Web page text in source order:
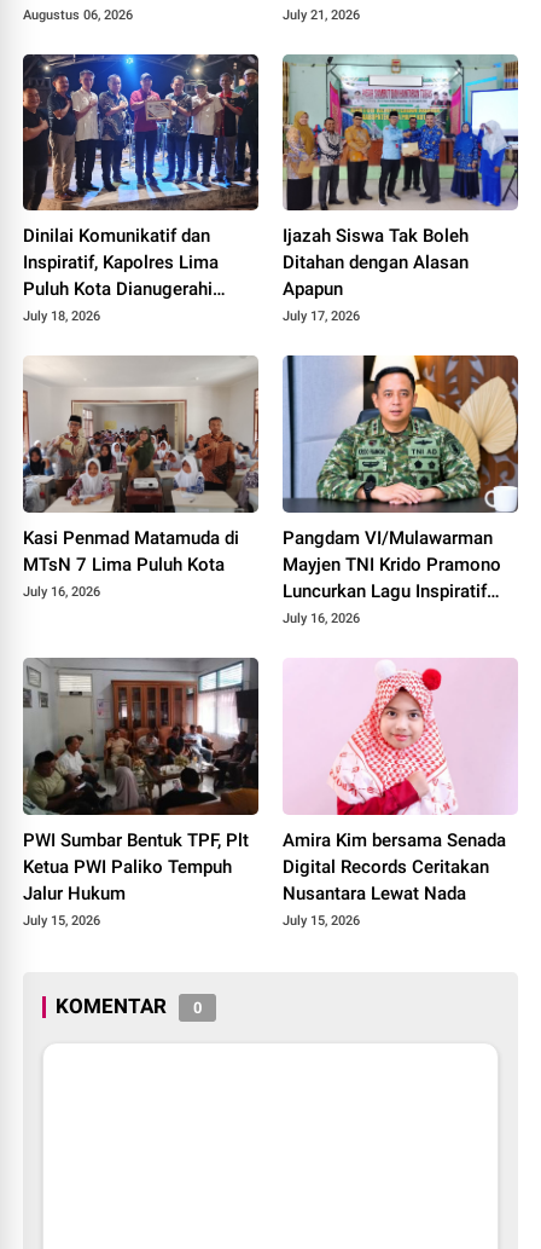
Singing Competition HUT ke
Augustus 06, 2026 Melangkah”
July 21, 2026
Dinilai Komunikatif dan
Inspiratif, Kapolres Lima
Puluh Kota Dianugerahi
Penghargaan
July 18, 2026
Ijazah Siswa Tak Boleh
Ditahan dengan Alasan
Apapun
July 17, 2026
Kasi Penmad Matamuda di
MTsN 7 Lima Puluh Kota
July 16, 2026
Pangdam VI/Mulawarman
Mayjen TNI Krido Pramono
Luncurkan Lagu Inspiratif
"Teruslah Melangkah"
July 16, 2026
PWI Sumbar Bentuk TPF, Plt
Ketua PWI Paliko Tempuh
Jalur Hukum
July 15, 2026
Amira Kim bersama Senada
Digital Records Ceritakan
Nusantara Lewat Nada
July 15, 2026
KOMENTAR 0